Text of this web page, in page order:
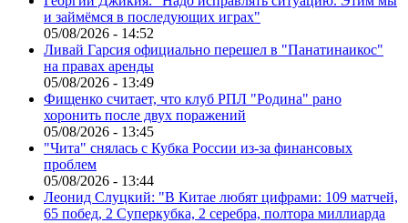
и займёмся в последующих играх"
05/08/2026 - 14:52
Ливай Гарсия официально перешел в "Панатинаикос"
на правах аренды
05/08/2026 - 13:49
Фищенко считает, что клуб РПЛ "Родина" рано
хоронить после двух поражений
05/08/2026 - 13:45
"Чита" снялась с Кубка России из-за финансовых
проблем
05/08/2026 - 13:44
Леонид Слуцкий: "В Китае любят цифрами: 109 матчей,
65 побед, 2 Суперкубка, 2 серебра, полтора миллиарда